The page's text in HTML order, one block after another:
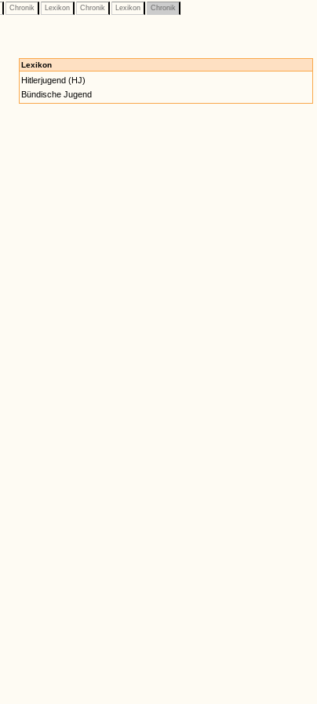
Chronik Lexikon Chronik Lexikon Chronik
Lexikon
Hitlerjugend (HJ)
Bündische Jugend